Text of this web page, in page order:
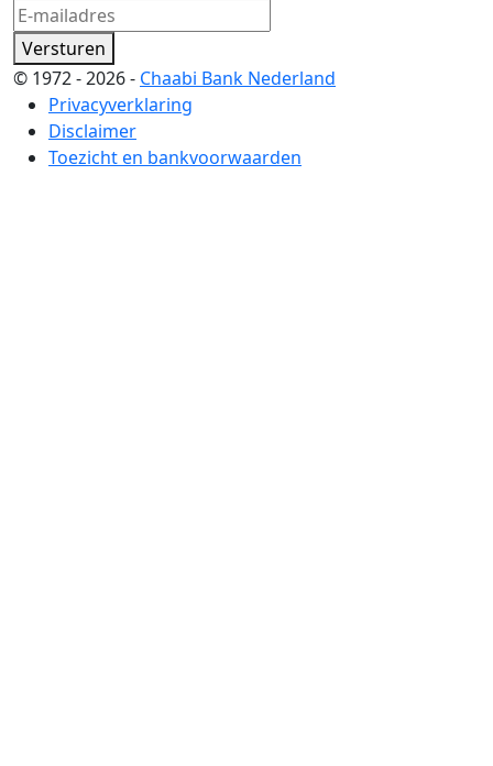
Versturen
© 1972 - 2026 - Chaabi Bank Nederland
Privacyverklaring
Disclaimer
Toezicht en bankvoorwaarden